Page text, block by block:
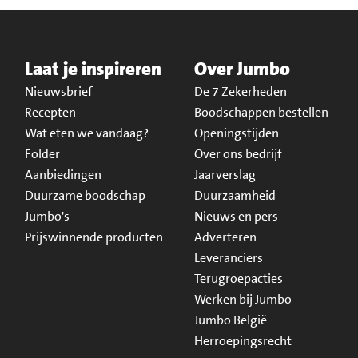
Laat je inspireren
Nieuwsbrief
Recepten
Wat eten we vandaag?
Folder
Aanbiedingen
Duurzame boodschap
Jumbo's
Prijswinnende producten
Over Jumbo
De 7 Zekerheden
Boodschappen bestellen
Openingstijden
Over ons bedrijf
Jaarverslag
Duurzaamheid
Nieuws en pers
Adverteren
Leveranciers
Terugroepacties
Werken bij Jumbo
Jumbo België
Herroepingsrecht